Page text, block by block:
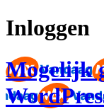
Inloggen
Mogelijk